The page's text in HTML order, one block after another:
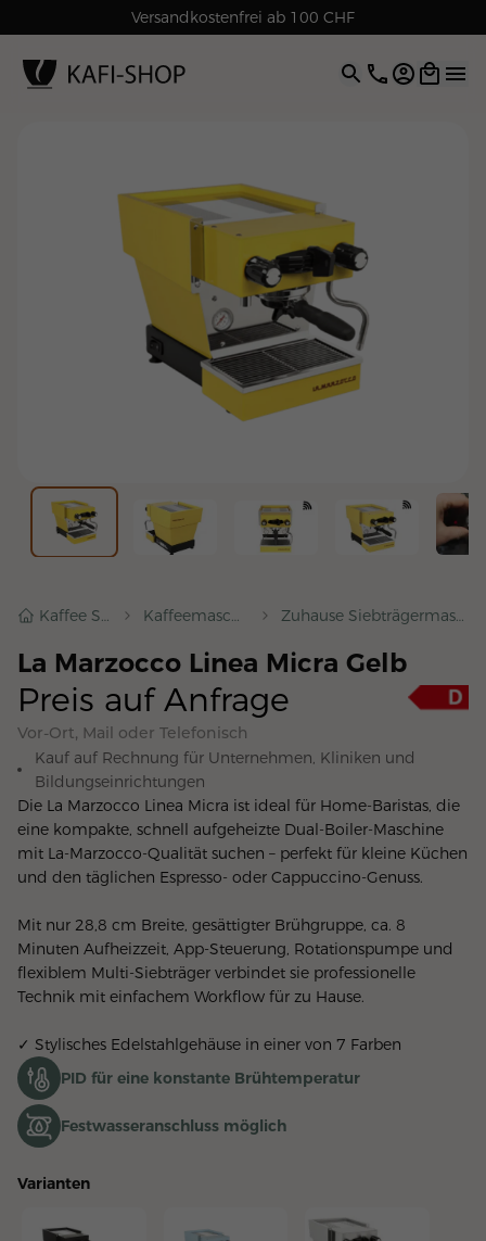
Versandkostenfrei ab 100 CHF
Rechnungskauf für Geschäftskunden
4.9| 5.0 Google
Open
Kaffee Shop Kaffeemaschinen Zuhause Siebträgermaschinen
La Marzocco Linea Micra Gelb
Preis auf Anfrage
Vor-Ort, Mail oder Telefonisch
Kauf auf Rechnung für Unternehmen, Kliniken und
Bildungseinrichtungen
Die La Marzocco Linea Micra ist ideal für Home-Baristas, die
eine kompakte, schnell aufgeheizte Dual-Boiler-Maschine
mit La-Marzocco-Qualität suchen – perfekt für kleine Küchen
und den täglichen Espresso- oder Cappuccino-Genuss.
Mit nur 28,8 cm Breite, gesättigter Brühgruppe, ca. 8
Minuten Aufheizzeit, App-Steuerung, Rotationspumpe und
flexiblem Multi-Siebträger verbindet sie professionelle
Technik mit einfachem Workflow für zu Hause.
✓ Stylisches Edelstahlgehäuse in einer von 7 Farben
PID für eine konstante Brühtemperatur
Festwasseranschluss möglich
Varianten